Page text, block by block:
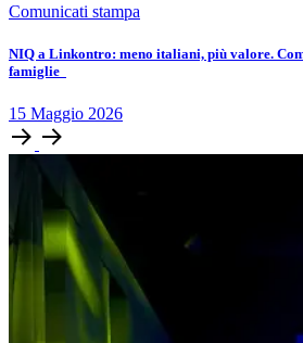
Comunicati stampa
NIQ a Linkontro: meno italiani, più valore.
famiglie
15 Maggio 2026